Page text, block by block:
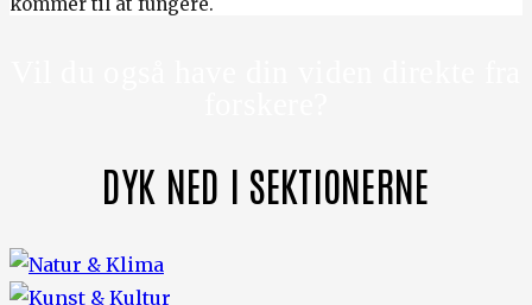
DYK NED I SEKTIONERNE